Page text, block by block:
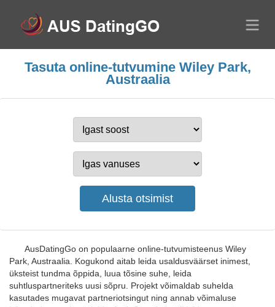
Tasuta online-tutvumine Wiley Park,
Austraalia
AusDatingGo on populaarne online-tutvumisteenus Wiley
Park, Austraalia. Kogukond aitab leida usaldusväärset inimest,
üksteist tundma õppida, luua tõsine suhe, leida
suhtluspartneriteks uusi sõpru. Projekt võimaldab suhelda
kasutades mugavat partneriotsingut ning annab võimaluse